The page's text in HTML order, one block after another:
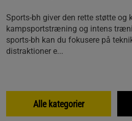
Sports-bh giver den rette støtte og
kampsportstræning og intens
sports-bh kan du fokusere på
distraktioner e...
Alle kategorier